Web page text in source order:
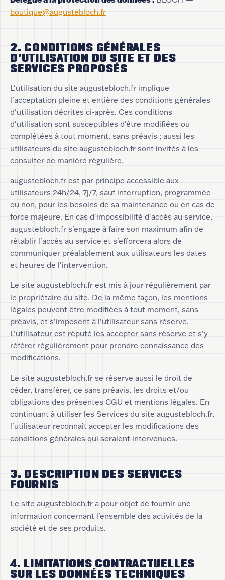
boutique@augustebloch.fr
2. CONDITIONS GÉNÉRALES
D'UTILISATION DU SITE ET DES
SERVICES PROPOSÉS
L'utilisation du site augustebloch.fr implique
l'acceptation pleine et entière des conditions générales
d'utilisation décrites ci-après. Ces conditions
d'utilisation sont susceptibles d'être modifiées ou
complétées à tout moment, sans préavis ; aussi les
utilisateurs du site augustebloch.fr sont invités à les
consulter de manière régulière.
augustebloch.fr est par principe accessible aux
utilisateurs 24h/24, 7j/7, sauf interruption, programmée
ou non, pour les besoins de sa maintenance ou en cas de
force majeure. En cas d'impossibilité d'accès au service,
augustebloch.fr s'engage à faire son maximum afin de
rétablir l'accès au service et s'efforcera alors de
communiquer préalablement aux utilisateurs les dates
et heures de l'intervention.
Le site augustebloch.fr est mis à jour régulièrement par
le propriétaire du site. De la même façon, les mentions
légales peuvent être modifiées à tout moment, sans
préavis, et s'imposent à l'utilisateur sans réserve.
L'utilisateur est réputé les accepter sans réserve et s'y
référer régulièrement pour prendre connaissance des
modifications.
Le site augustebloch.fr se réserve aussi le droit de
céder, transférer, ce sans préavis, les droits et/ou
obligations des présentes CGU et mentions légales. En
continuant à utiliser les Services du site augustebloch.fr,
l'utilisateur reconnaît accepter les modifications des
conditions générales qui seraient intervenues.
3. DESCRIPTION DES SERVICES
FOURNIS
Le site augustebloch.fr a pour objet de fournir une
information concernant l'ensemble des activités de la
société et de ses produits.
4. LIMITATIONS CONTRACTUELLES
SUR LES DONNÉES TECHNIQUES